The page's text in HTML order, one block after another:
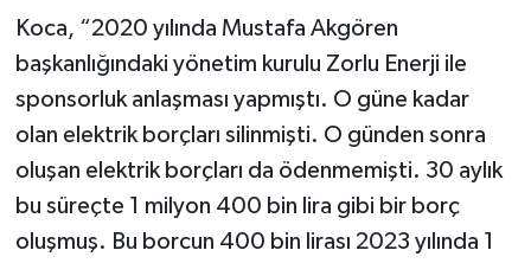
Koca, “2020 yılında Mustafa Akgören
başkanlığındaki yönetim kurulu Zorlu Enerji ile
sponsorluk anlaşması yapmıştı. O güne kadar
olan elektrik borçları silinmişti. O günden sonra
oluşan elektrik borçları da ödenmemişti. 30 aylık
bu süreçte 1 milyon 400 bin lira gibi bir borç
oluşmuş. Bu borcun 400 bin lirası 2023 yılında 1